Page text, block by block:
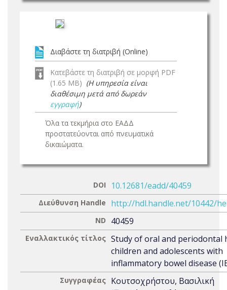
Διαβάστε τη διατριβή (Online)
Κατεβάστε τη διατριβή σε μορφή PDF
(1.65 MB) (Η υπηρεσία είναι
διαθέσιμη μετά από δωρεάν
εγγραφή)
Όλα τα τεκμήρια στο ΕΑΔΔ
προστατεύονται από πνευματικά
δικαιώματα.
DOI 10.12681/eadd/40459
Διεύθυνση Handle http://hdl.handle.net/10442/
ND 40459
Εναλλακτικός τίτλος Study of oral and periodontal
children and adolescents with
inflammatory bowel disease
Συγγραφέας Κουτσοχρήστου, Βασιλική